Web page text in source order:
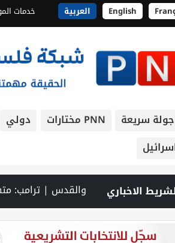
English العربية خدمات
جولة سريعة PNN مختارات دولي
الاخباري
| الطقس: الحرارة أعلى من معدلها السنوي العام | محافظة بيت لحم تشارك في إطلاق البرنامج التدريبي لمجالس الهيئات المحلية